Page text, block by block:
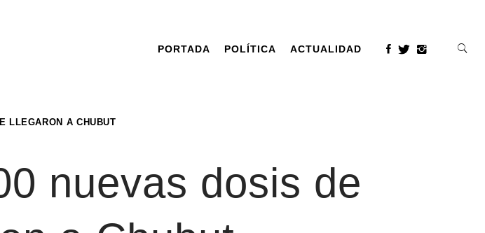
PORTADA POLÍTICA ACTUALIDAD
LLEGARON A CHUBUT
nuevas dosis de